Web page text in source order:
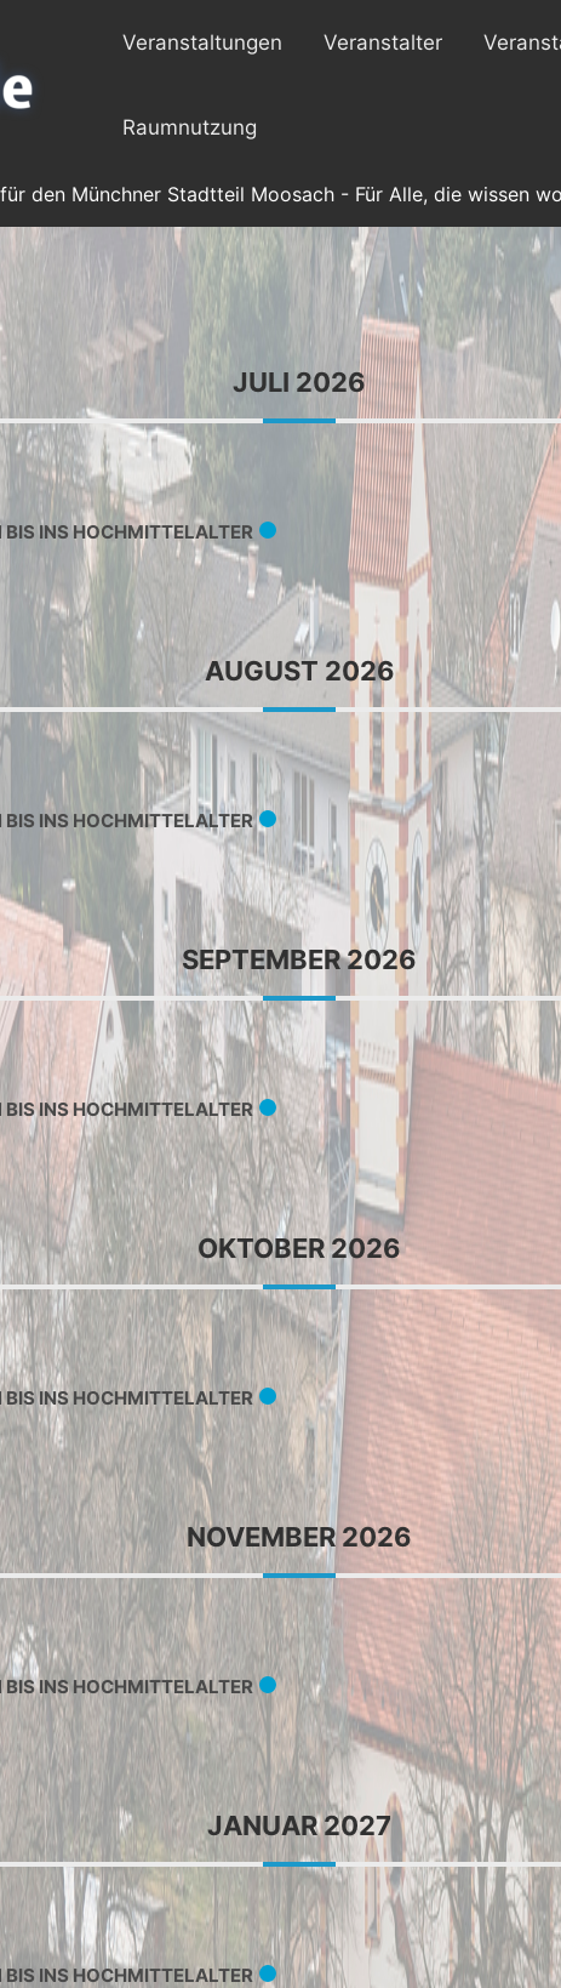
Veranstaltungen Veranstalter
Raumnutzung
den Münchner Stadtteil Moosach - Für Alle, die wissen
JULI 2026
BIS INS HOCHMITTELALTER
AUGUST 2026
BIS INS HOCHMITTELALTER
SEPTEMBER 2026
BIS INS HOCHMITTELALTER
OKTOBER 2026
BIS INS HOCHMITTELALTER
NOVEMBER 2026
BIS INS HOCHMITTELALTER
JANUAR 2027
BIS INS HOCHMITTELALTER